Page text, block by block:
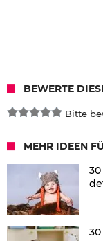
BEWERTE
Bitte
MEHR IDEEN